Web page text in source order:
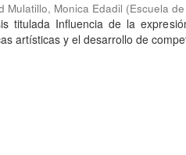
Mulatillo, Monica Edadil (Escuela
titulada Influencia de la
artísticas y el desarrollo de